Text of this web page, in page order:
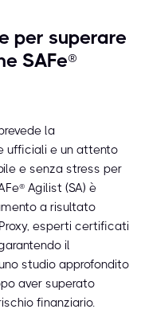
per superare
SAFe®
la
ufficiali e un attento
e senza stress per
Agilist (SA) è
a risultato
esperti certificati
il
studio approfondito
aver superato
finanziario.